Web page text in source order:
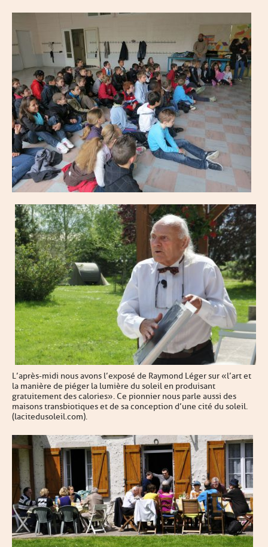
L’après-midi nous avons l’exposé de Raymond Léger sur « l’art et
la manière de piéger la lumière du soleil en produisant
gratuitement des calories ». Ce pionnier nous parle aussi des
maisons transbiotiques et de sa conception d’une cité du soleil.
(lacitedusoleil.com).